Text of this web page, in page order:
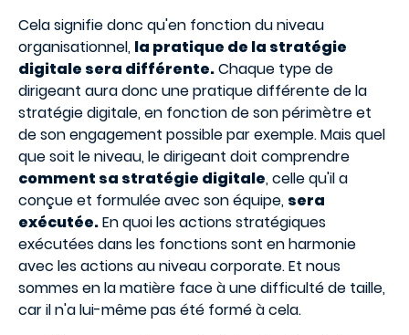
Cela signifie donc qu'en fonction du niveau
organisationnel, la pratique de la stratégie
digitale sera différente.Chaque type de
dirigeant aura donc une pratique différente de la
stratégie digitale, en fonction de son périmètre et
de son engagement possible par exemple. Mais quel
que soit le niveau, le dirigeant doit comprendre
comment sa stratégie digitale, celle qu'il a
conçue et formulée avec son équipe, sera
exécutée.En quoi les actions stratégiques
exécutées dans les fonctions sont en harmonie
avec les actions au niveau corporate. Et nous
sommes en la matière face à une difficulté de taille,
car il n'a lui-même pas été formé à cela.